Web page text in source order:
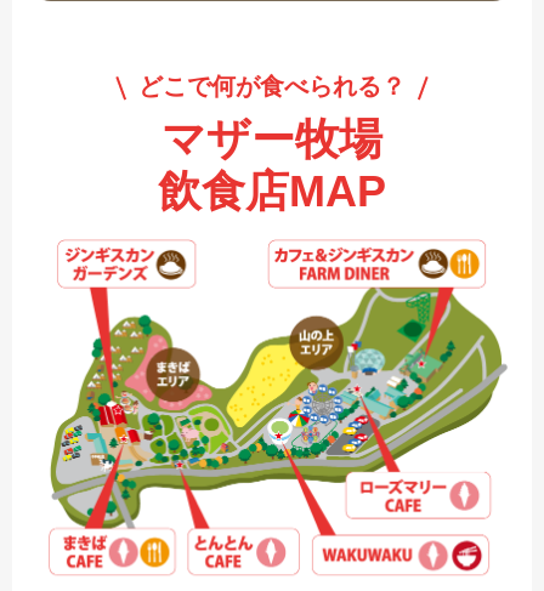
どこで何が食べられる？
マザー牧場
飲食店MAP